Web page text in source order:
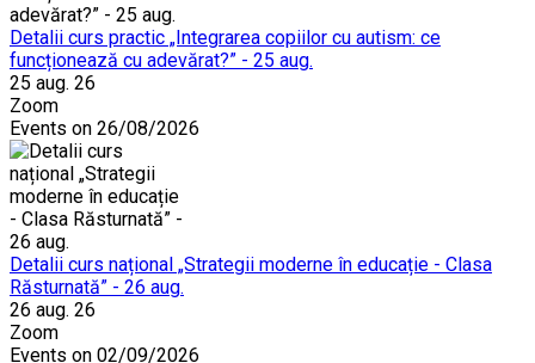
Detalii curs practic „Integrarea copiilor cu autism: ce
funcționează cu adevărat?” - 25 aug.
25 aug. 26
Zoom
Events on 26/08/2026
Detalii curs național „Strategii moderne în educație - Clasa
Răsturnată” - 26 aug.
26 aug. 26
Zoom
Events on 02/09/2026